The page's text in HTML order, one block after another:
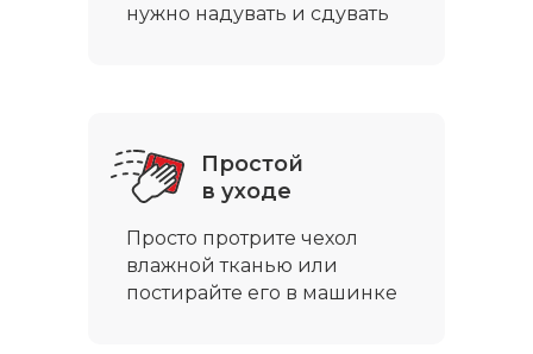
нужно надувать и сдувать
Простой
в уходе
Просто протрите чехол
влажной тканью или
постирайте его в машинке